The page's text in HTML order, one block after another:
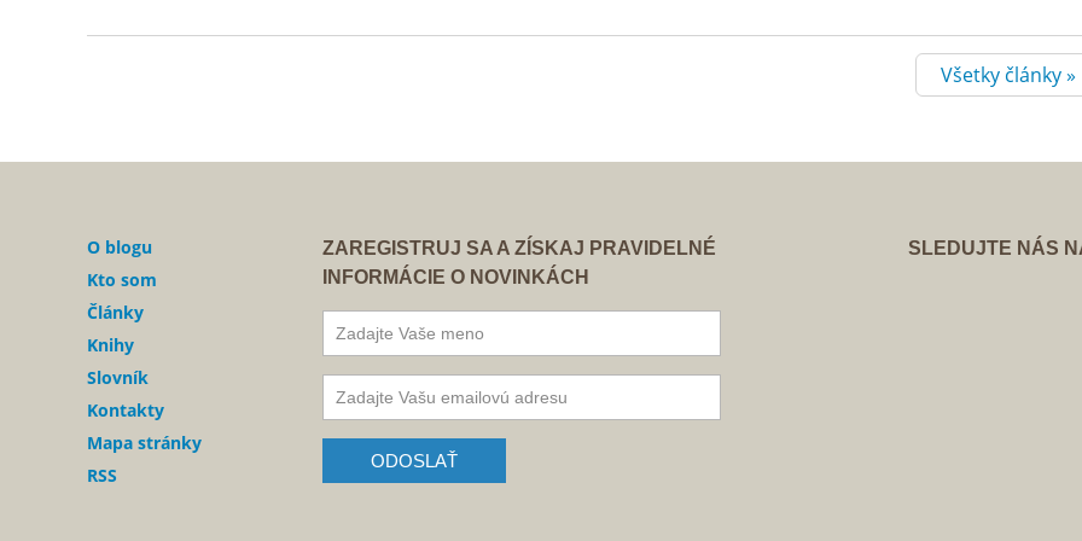
Všetky články »
O blogu
Kto som
Články
Knihy
Slovník
Kontakty
Mapa stránky
RSS
ZAREGISTRUJ SA A ZÍSKAJ PRAVIDELNÉ
INFORMÁCIE O NOVINKÁCH
SLEDUJTE NÁS